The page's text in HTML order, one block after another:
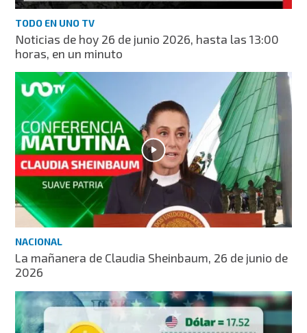
TODO EN UNO TV
Noticias de hoy 26 de junio 2026, hasta las 13:00
horas, en un minuto
NACIONAL
La mañanera de Claudia Sheinbaum, 26 de junio de
2026